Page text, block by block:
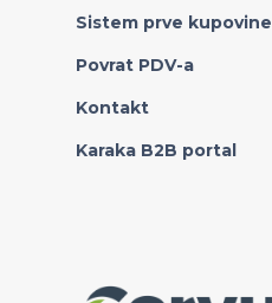
Sistem prve kupovine
Povrat PDV-a
Kontakt
Karaka B2B portal